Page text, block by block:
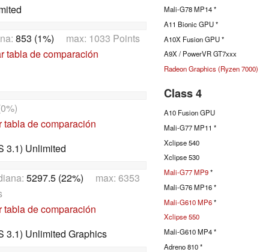
853 (1%) max: 1033 Points
tabla de comparación
de comparación
3.1) Unlimited
5297.5 (22%) max: 6353
de comparación
3.1) Unlimited Graphics
Mali-G78 MP14 *
A11 Bionic GPU *
A10X Fusion GPU *
A9X / PowerVR GT7xxx
Radeon Graphics (Ryzen 7000)
Class 4
A10 Fusion GPU
Mali-G77 MP11 *
Xclipse 540
Xclipse 530
Mali-G77 MP9*
Mali-G76 MP16 *
Mali-G610 MP6*
Xclipse 550
Mali-G610 MP4 *
Adreno 810 *